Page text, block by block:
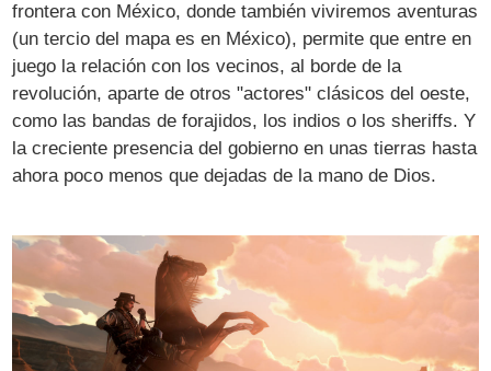
frontera con México, donde también viviremos aventuras
(un tercio del mapa es en México), permite que entre en
juego la relación con los vecinos, al borde de la
revolución, aparte de otros "actores" clásicos del oeste,
como las bandas de forajidos, los indios o los sheriffs. Y
la creciente presencia del gobierno en unas tierras hasta
ahora poco menos que dejadas de la mano de Dios.